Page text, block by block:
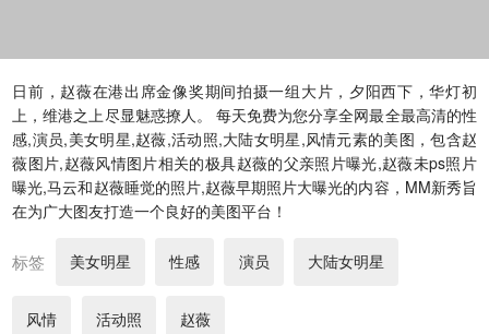
日前，赵薇在港出席金像奖期间拍摄一组大片，夕阳西下，华灯初
上，维港之上尽显魅惑撩人。 每天免费为您分享全网最全最高清的性
感,演员,美女明星,赵薇,活动照,大陆女明星,风情元素的美图，包含赵
薇图片,赵薇风情图片相关的极具赵薇的父亲照片曝光,赵薇未ps照片
曝光,马云和赵薇睡觉的照片,赵薇早期照片大曝光的内容，MM新秀旨
在为广大图友打造一个良好的美图平台！
标签 美女明星 性感 演员 大陆女明星
风情 活动照 赵薇